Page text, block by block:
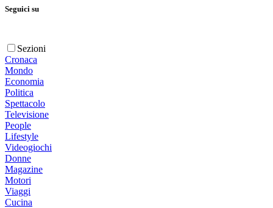
Seguici su
Sezioni
Cronaca
Mondo
Economia
Politica
Spettacolo
Televisione
People
Lifestyle
Videogiochi
Donne
Magazine
Motori
Viaggi
Cucina